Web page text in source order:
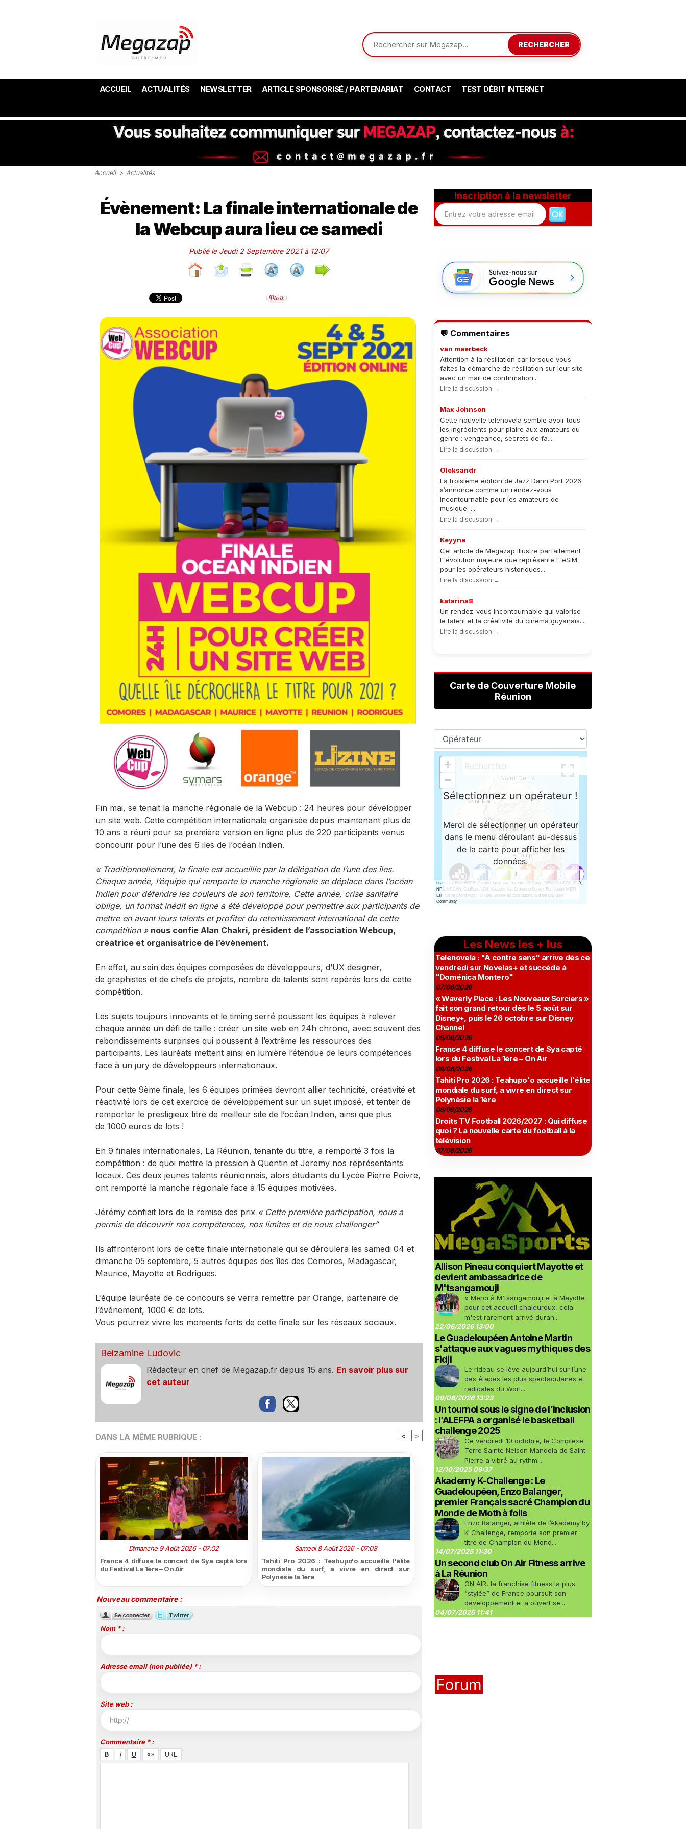
RECHERCHER
ACCUEIL ACTUALITÉS NEWSLETTER ARTICLE SPONSORISÉ / PARTENARIAT CONTACT TEST DÉBIT INTERNET
Accueil > Actualités
Évènement: La finale internationale de
la Webcup aura lieu ce samedi
Publié le Jeudi 2 Septembre 2021 à 12:07
Fin mai, se tenait la manche régionale de la Webcup : 24 heures pour développer
un site web. Cette compétition internationale organisée depuis maintenant plus de
10 ans a réuni pour sa première version en ligne plus de 220 participants venus
concourir pour l’une des 6 iles de l’océan Indien.
« Traditionnellement, la finale est accueillie par la délégation de l’une des îles.
Chaque année, l’équipe qui remporte la manche régionale se déplace dans l’océan
Indien pour défendre les couleurs de son territoire. Cette année, crise sanitaire
oblige, un format inédit en ligne a été développé pour permettre aux participants de
mettre en avant leurs talents et profiter du retentissement international de cette
compétition » nous confie Alan Chakri, président de l’association Webcup,
créatrice et organisatrice de l’évènement.
En effet, au sein des équipes composées de développeurs, d’UX designer,
de graphistes et de chefs de projets, nombre de talents sont repérés lors de cette
compétition.
Les sujets toujours innovants et le timing serré poussent les équipes à relever
chaque année un défi de taille : créer un site web en 24h chrono, avec souvent des
rebondissements surprises qui poussent à l’extrême les ressources des
participants. Les lauréats mettent ainsi en lumière l’étendue de leurs compétences
face à un jury de développeurs internationaux.
Pour cette 9ème finale, les 6 équipes primées devront allier technicité, créativité et
réactivité lors de cet exercice de développement sur un sujet imposé, et tenter de
remporter le prestigieux titre de meilleur site de l’océan Indien, ainsi que plus
de 1000 euros de lots !
En 9 finales internationales, La Réunion, tenante du titre, a remporté 3 fois la
compétition : de quoi mettre la pression à Quentin et Jeremy nos représentants
locaux. Ces deux jeunes talents réunionnais, alors étudiants du Lycée Pierre Poivre,
ont remporté la manche régionale face à 15 équipes motivées.
Jérémy confiait lors de la remise des prix « Cette première participation, nous a
permis de découvrir nos compétences, nos limites et de nous challenger”
Ils affronteront lors de cette finale internationale qui se déroulera les samedi 04 et
dimanche 05 septembre, 5 autres équipes des îles des Comores, Madagascar,
Maurice, Mayotte et Rodrigues.
L’équipe lauréate de ce concours se verra remettre par Orange, partenaire de
l’événement, 1000 € de lots.
Vous pourrez vivre les moments forts de cette finale sur les réseaux sociaux.
Belzamine Ludovic
Rédacteur en chef de Megazap.fr depuis 15 ans. En savoir plus sur
cet auteur
DANS LA MÊME RUBRIQUE : < >
Dimanche 9 Août 2026 - 07:02
France 4 diffuse le concert de Sya capté lors
du Festival La 1ère – On Air
Samedi 8 Août 2026 - 07:08
Tahiti Pro 2026 : Teahupo'o accueille l'élite
mondiale du surf, à vivre en direct sur
Polynésie la 1ère
Nouveau commentaire :
Nom * :
Adresse email (non publiée) * :
Site web :
Commentaire * :
Inscription à la newsletter
💬 Commentaires
van meerbeck
Attention à la résiliation car lorsque vous
faites la démarche de résiliation sur leur site
avec un mail de confirmation...
Lire la discussion →
Max Johnson
Cette nouvelle telenovela semble avoir tous
les ingrédients pour plaire aux amateurs du
genre : vengeance, secrets de fa...
Lire la discussion →
Oleksandr
La troisième édition de Jazz Dann Port 2026
s’annonce comme un rendez-vous
incontournable pour les amateurs de
musique. ...
Lire la discussion →
Keyyne
Cet article de Megazap illustre parfaitement
l''évolution majeure que représente l''eSIM
pour les opérateurs historiques...
Lire la discussion →
katarina8
Un rendez-vous incontournable qui valorise
le talent et la créativité du cinéma guyanais....
Lire la discussion →
Carte de Couverture Mobile
Réunion
Les News les + lus
Telenovela : "À contre sens" arrive dès ce
vendredi sur Novelas+ et succède à
"Doménica Montero"
07/08/2026
« Waverly Place : Les Nouveaux Sorciers »
fait son grand retour dès le 5 août sur
Disney+, puis le 26 octobre sur Disney
Channel
05/08/2026
France 4 diffuse le concert de Sya capté
lors du Festival La 1ère – On Air
09/08/2026
Tahiti Pro 2026 : Teahupo'o accueille l'élite
mondiale du surf, à vivre en direct sur
Polynésie la 1ère
08/08/2026
Droits TV Football 2026/2027 : Qui diffuse
quoi ? La nouvelle carte du football à la
télévision
07/08/2026
Allison Pineau conquiert Mayotte et
devient ambassadrice de
M'tsangamouji
« Merci à M'tsangamouji et à Mayotte
pour cet accueil chaleureux, cela
m'est rarement arrivé duran...
22/06/2026 13:00
Le Guadeloupéen Antoine Martin
s'attaque aux vagues mythiques des
Fidji
Le rideau se lève aujourd’hui sur l’une
des étapes les plus spectaculaires et
radicales du Worl...
09/06/2026 13:23
Un tournoi sous le signe de l’inclusion
: l’ALEFPA a organisé le basketball
challenge 2025
Ce vendredi 10 octobre, le Complexe
Terre Sainte Nelson Mandela de Saint-
Pierre a vibré au rythm...
12/10/2025 09:37
Akademy K-Challenge : Le
Guadeloupéen, Enzo Balanger,
premier Français sacré Champion du
Monde de Moth à foils
Enzo Balanger, athlète de l’Akademy by
K-Challenge, remporte son premier
titre de Champion du Mond...
14/07/2025 11:30
Un second club On Air Fitness arrive
à La Réunion
ON AIR, la franchise fitness la plus
“stylée” de France poursuit son
développement et a ouvert se...
04/07/2025 11:41
Forum